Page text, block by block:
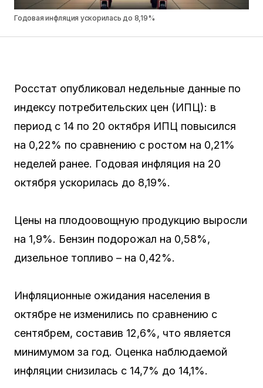
Годовая инфляция ускорилась до 8,19%
Росстат опубликовал недельные данные по
индексу потребительских цен (ИПЦ): в
период с 14 по 20 октября ИПЦ повысился
на 0,22% по сравнению с ростом на 0,21%
неделей ранее. Годовая инфляция на 20
октября ускорилась до 8,19%.
Цены на плодоовощную продукцию выросли
на 1,9%. Бензин подорожал на 0,58%,
дизельное топливо – на 0,42%.
Инфляционные ожидания населения в
октябре не изменились по сравнению с
сентябрем, составив 12,6%, что является
минимумом за год. Оценка наблюдаемой
инфляции снизилась с 14,7% до 14,1%.